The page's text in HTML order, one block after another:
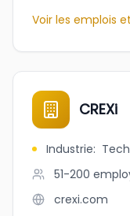
Voir les emplois
CREXi
Industrie:
51-200
crexi.com